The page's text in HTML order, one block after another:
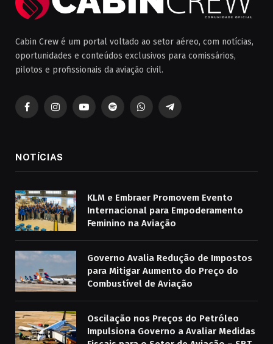
Cabin Crew é um portal voltado ao setor aéreo, com notícias,
oportunidades e conteúdos exclusivos para comissários,
pilotos e profissionais da aviação civil.
FacebookInstagramYouTubeSpotifyWhatsAppTelegrama
NOTÍCIAS
KLM e Embraer Promovem Evento
Internacional para Empoderamento
Feminino na Aviação
Governo Avalia Redução de Impostos
para Mitigar Aumento do Preço do
Combustível de Aviação
Oscilação nos Preços do Petróleo
Impulsiona Governo a Avaliar Medidas